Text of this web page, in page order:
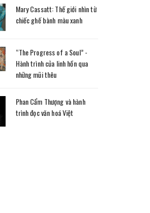
Mary Cassatt: Thế giới nhìn từ
chiếc ghế bành màu xanh
“The Progress of a Soul” -
Hành trình của linh hồn qua
những mũi thêu
Phan Cẩm Thượng và hành
trình đọc văn hoá Việt